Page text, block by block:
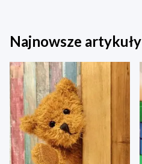
Najnowsze artykuły